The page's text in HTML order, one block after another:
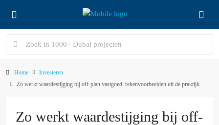
Home
Investeren
Zo werkt waardestijging bij off-plan vastgoed: rekenvoorbeelden uit de praktijk
Zo werkt waardestijging bij off-